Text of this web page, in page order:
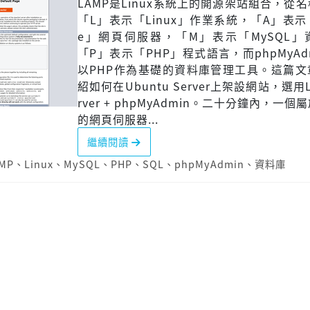
「L」表示「Linux」作業系統，「A」表
e」網頁伺服器，「M」表示「MySQL」
「P」表示「PHP」程式語言，而
以PHP作為基礎的資料庫管理工具。這篇
紹如何在Ubuntu Server上架設網站，選用
rver + phpMyAdmin。二十分鐘內，一個
的網頁伺服器...
繼續閱讀
、 Linux 、 MySQL 、 PHP 、 SQL 、 phpMyAdmin 、 資料庫